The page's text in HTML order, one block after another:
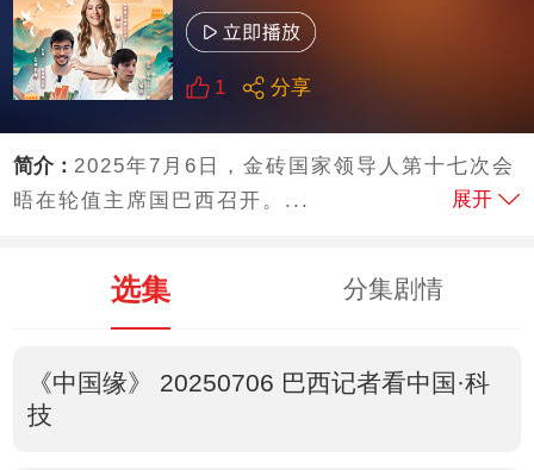
1 分享
简介： 2025年7月6日，金砖国家领导人第十七次会
晤在轮值主席国巴西召开。...
展开
选集 分集剧情
《中国缘》 20250706 巴西记者看中国·科
技